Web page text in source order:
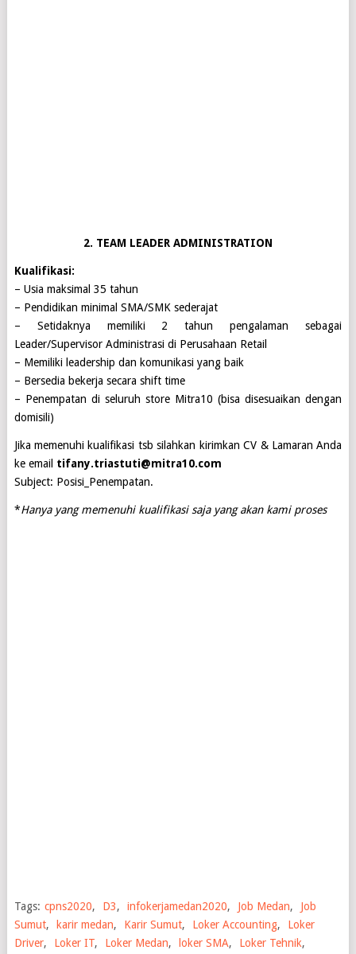
2. TEAM LEADER ADMINISTRATION
Kualifikasi:
– Usia maksimal 35 tahun
– Pendidikan minimal SMA/SMK sederajat
– Setidaknya memiliki 2 tahun pengalaman sebagai
Leader/Supervisor Administrasi di Perusahaan Retail
– Memiliki leadership dan komunikasi yang baik
– Bersedia bekerja secara shift time
– Penempatan di seluruh store Mitra10 (bisa disesuaikan dengan
domisili)
Jika memenuhi kualifikasi tsb silahkan kirimkan CV & Lamaran Anda
ke email tifany.triastuti@mitra10.com
Subject: Posisi_Penempatan.
*Hanya yang memenuhi kualifikasi saja yang akan kami proses
Tags: cpns2020, D3, infokerjamedan2020, Job Medan,
Job
Sumut, karir medan, Karir Sumut, Loker Accounting,
Loker
Driver, Loker IT, Loker Medan, loker SMA, Loker Tehnik,